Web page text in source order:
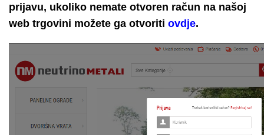
prijavu, ukoliko nemate otvoren račun na našoj
web trgovini možete ga otvoriti ovdje.